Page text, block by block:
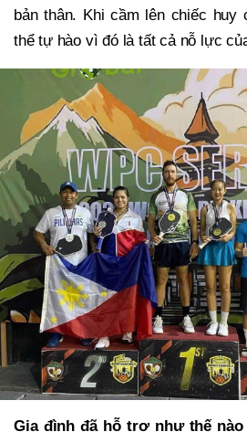
bản thân. Khi cầm lên chiếc huy
thể tự hào vì đó là tất cả nỗ lực
Gia đình đã hỗ trợ như thế nào